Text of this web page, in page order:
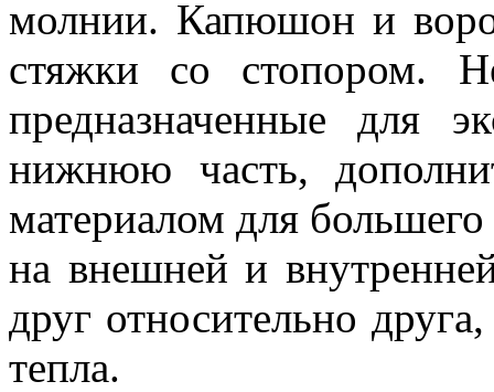
молнии. Капюшон и
стяжки со стопором.
предназначенные для
нижнюю часть,
материалом для
на внешней и
друг относительно
тепла.